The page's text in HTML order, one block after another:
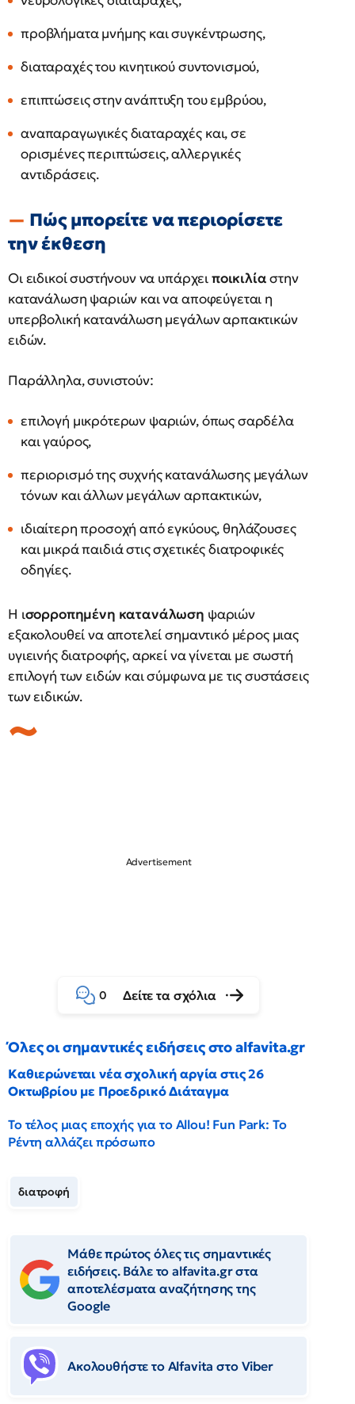
προβλήματα μνήμης και συγκέντρωσης,
διαταραχές του κινητικού συντονισμού,
επιπτώσεις στην ανάπτυξη του εμβρύου,
αναπαραγωγικές διαταραχές και, σε
ορισμένες περιπτώσεις, αλλεργικές
αντιδράσεις.
Πώς μπορείτε να περιορίσετε
την έκθεση
Οι ειδικοί συστήνουν να υπάρχειποικιλίαστην
κατανάλωση ψαριών και να αποφεύγεται η
υπερβολική κατανάλωση μεγάλων αρπακτικών
ειδών.
Παράλληλα, συνιστούν:
επιλογή μικρότερων ψαριών, όπως σαρδέλα
και γαύρος,
περιορισμό της συχνής κατανάλωσης μεγάλων
τόνων και άλλων μεγάλων αρπακτικών,
ιδιαίτερη προσοχή από εγκύους, θηλάζουσες
και μικρά παιδιά στις σχετικές διατροφικές
οδηγίες.
Η ισορροπημένη κατανάλωση ψαριών
εξακολουθεί να αποτελεί σημαντικό μέρος μιας
υγιεινής διατροφής, αρκεί να γίνεται με σωστή
επιλογή των ειδών και σύμφωνα με τις συστάσεις
των ειδικών.
0 Δείτε τα σχόλια
Όλες οι σημαντικές ειδήσεις στο alfavita.gr
Καθιερώνεται νέα σχολική αργία στις 26
Οκτωβρίου με Προεδρικό Διάταγμα
Το τέλος μιας εποχής για το Allou! Fun Park: Το
Ρέντη αλλάζει πρόσωπο
διατροφή
Μάθε πρώτος όλες τις σημαντικές
ειδήσεις. Βάλε το alfavita.gr στα
αποτελέσματα αναζήτησης της
Google
Ακολουθήστε το Αlfavita στο Viber